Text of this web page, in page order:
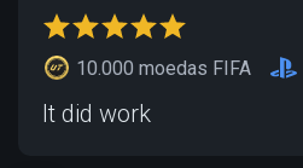
10.000 moedas FIFA
It did work